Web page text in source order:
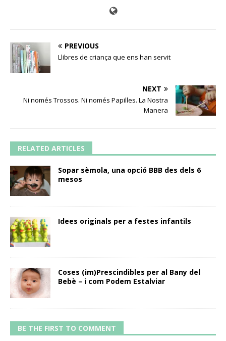
PREVIOUS
Llibres de criança que ens han servit
NEXT
Ni només Trossos. Ni només Papilles. La Nostra
Manera
RELATED ARTICLES
Sopar sèmola, una opció BBB des dels 6
mesos
Idees originals per a festes infantils
Coses (im)Prescindibles per al Bany del
Bebè – i com Podem Estalviar
BE THE FIRST TO COMMENT